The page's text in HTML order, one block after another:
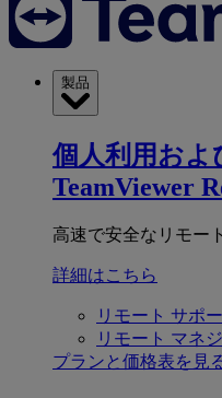
製品
個人利用およ
TeamViewer
高速で安全なリモー
詳細はこちら
リモート サポ
リモート マネ
プランと価格表を見